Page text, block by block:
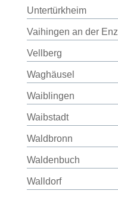
Untertürkheim
Vaihingen an der Enz
Vellberg
Waghäusel
Waiblingen
Waibstadt
Waldbronn
Waldenbuch
Walldorf